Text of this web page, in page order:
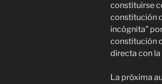
constituirse
constitución
incógnita”
constitución
directa con
La próxima